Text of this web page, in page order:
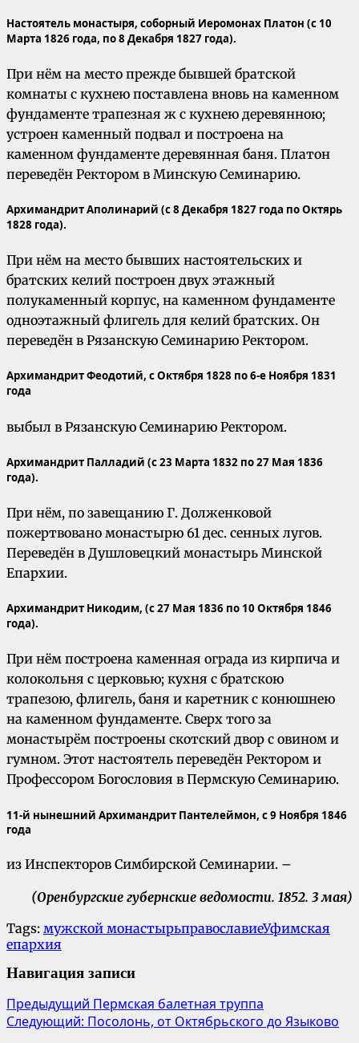
Настоятель монастыря, соборный Иеромонах Платон (с 10
Марта 1826 года, по 8 Декабря 1827 года).
При нём на место прежде бывшей братской
комнаты с кухнею поставлена вновь на каменном
фундаменте трапезная ж с кухнею деревянною;
устроен каменный подвал и построена на
каменном фундаменте деревянная баня. Платон
переведён Ректором в Минскую Семинарию.
Архимандрит Аполинарий (с 8 Декабря 1827 года по Октярь
1828 года).
При нём на место бывших настоятельских и
братских келий построен двух этажный
полукаменный корпус, на каменном фундаменте
одноэтажный флигель для келий братских. Он
переведён в Рязанскую Семинарию Ректором.
Архимандрит Феодотий, с Октября 1828 по 6-е Ноября 1831
года
выбыл в Рязанскую Семинарию Ректором.
Архимандрит Палладий (с 23 Марта 1832 по 27 Мая 1836
года).
При нём, по завещанию Г. Долженковой
пожертвовано монастырю 61 дес. сенных лугов.
Переведён в Душловецкий монастырь Минской
Епархии.
Архимандрит Никодим, (с 27 Мая 1836 по 10 Октября 1846
года).
При нём построена каменная ограда из кирпича и
колокольня с церковью; кухня с братскою
трапезою, флигель, баня и каретник с конюшнею
на каменном фундаменте. Сверх того за
монастырём построены скотский двор с овином и
гумном. Этот настоятель переведён Ректором и
Профессором Богословия в Пермскую Семинарию.
11-й нынешний Архимандрит Пантелеймон, с 9 Ноября 1846
года
из Инспекторов Симбирской Семинарии. –
(Оренбургские губернские ведомости. 1852. 3 мая)
Tags: мужской монастырьправославиеУфимская
епархия
Навигация записи
Предыдущий Пермская балетная труппа
Следующий: Посолонь, от Октябрьского до Языково